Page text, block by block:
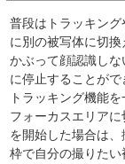
普段はトラッキン
に別の被写体に切
かぶって顔認識し
に停止することがで
トラッキング機能
フォーカスエリア
を開始した場合は
枠で自分の撮りたい